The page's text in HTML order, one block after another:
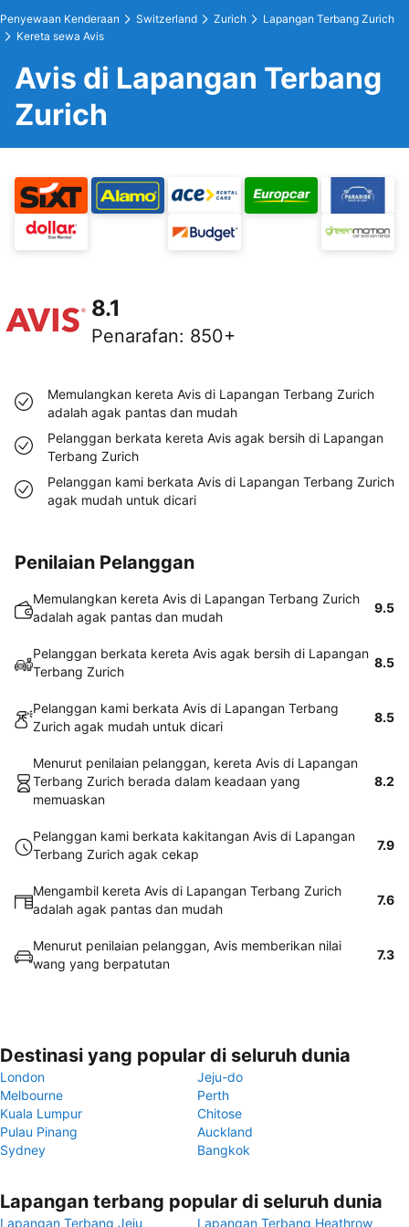
Penyewaan Kenderaan Switzerland Zurich
Lapangan Terbang Zurich
Kereta sewa Avis
Avis di Lapangan Terbang
Zurich
8.1
Penarafan: 850+
Memulangkan kereta Avis di Lapangan Terbang Zurich
adalah agak pantas dan mudah
Pelanggan berkata kereta Avis agak bersih di Lapangan
Terbang Zurich
Pelanggan kami berkata Avis di Lapangan Terbang Zurich
agak mudah untuk dicari
Penilaian Pelanggan
Memulangkan kereta Avis di Lapangan Terbang Zurich
adalah agak pantas dan mudah
9.5
Pelanggan berkata kereta Avis agak bersih di Lapangan
Terbang Zurich
8.5
Pelanggan kami berkata Avis di Lapangan Terbang
Zurich agak mudah untuk dicari
8.5
Menurut penilaian pelanggan, kereta Avis di Lapangan
Terbang Zurich berada dalam keadaan yang
memuaskan
8.2
Pelanggan kami berkata kakitangan Avis di Lapangan
Terbang Zurich agak cekap
7.9
Mengambil kereta Avis di Lapangan Terbang Zurich
adalah agak pantas dan mudah
7.6
Menurut penilaian pelanggan, Avis memberikan nilai
wang yang berpatutan
7.3
Destinasi yang popular di seluruh dunia
London
Jeju-do
Melbourne
Perth
Kuala Lumpur
Chitose
Pulau Pinang
Auckland
Sydney
Bangkok
Lapangan terbang popular di seluruh dunia
Lapangan Terbang Jeju Lapangan Terbang Heathrow